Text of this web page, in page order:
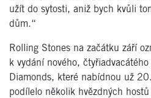
užít do sytosti, aniž bych kvůli
dům.“
Rolling Stones na začátku září
k vydání nového,
Diamonds, které nabídnou už
podílelo několik hvězdných